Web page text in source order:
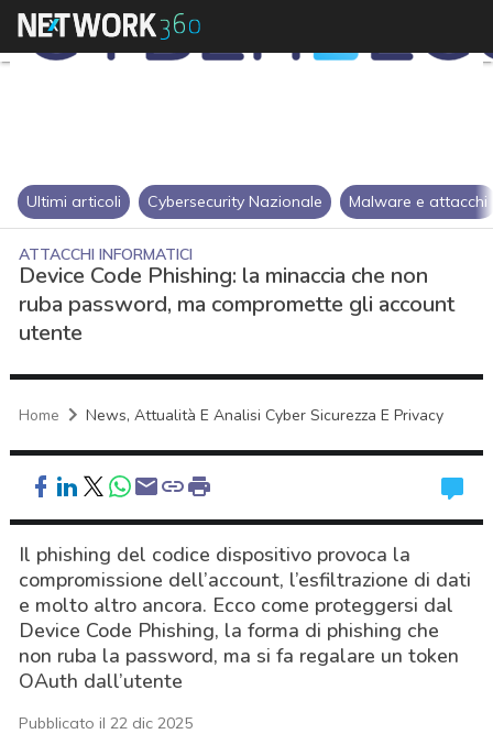
Ultimi articoli Cybersecurity Nazionale Malware e attacchi
ATTACCHI INFORMATICI
Device Code Phishing: la minaccia che non
ruba password, ma compromette gli account
utente
Home News, Attualità E Analisi Cyber Sicurezza E Privacy
Il phishing del codice dispositivo provoca la
compromissione dell’account, l’esfiltrazione di dati
e molto altro ancora. Ecco come proteggersi dal
Device Code Phishing, la forma di phishing che
non ruba la password, ma si fa regalare un token
OAuth dall’utente
Pubblicato il 22 dic 2025